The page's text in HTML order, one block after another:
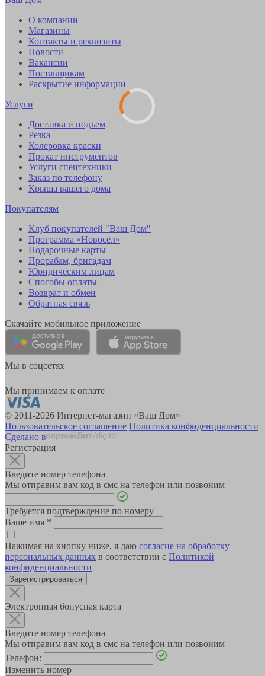
О компании
Магазины
Контакты и реквизиты
Новости
Вакансии
Поставщикам
Раскрытие информации
Услуги
Доставка и подъем
Резка
Колеровка краски
Прокат инструментов
Услуги спецтехники
Заказ по телефону
Крыша вашего дома
Покупателям
Клуб покупателей "Ваш Дом"
Программа «Новосёл»
Подарочные карты
Прорабам, бригадам
Юридическим лицам
Способы оплаты
Возврат и обмен
Обратная связь
Скачайте мобильное приложение
Мы в соцсетях
Мы принимаем к оплате
© 2011-2026 Интернет-магазин «Ваш Дом»
Пользовательское соглашение Политика конфиденциальности
Сделано в
Регистрация
Введите номер телефона
Мы отправим вам код в смс на телефон или позвоним
Требуется подтверждение по номеру
Ваше имя *
Нажимая на кнопку ниже, я даю согласие на обработку
персональных данных в соответствии с Политикой
конфиденциальности
Зарегистрироваться
Электронная бонусная карта
Введите номер телефона
Мы отправим вам код в смс на телефон или позвоним
Телефон:
Изменить номер